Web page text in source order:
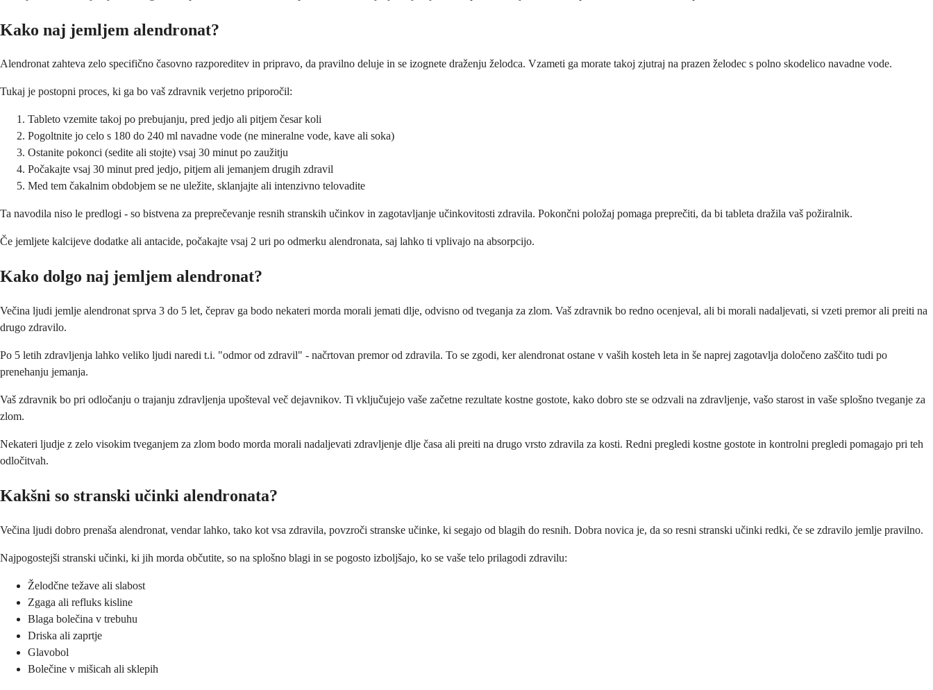
Kako naj jemljem alendronat?
Alendronat zahteva zelo specifično časovno razporeditev in pripravo, da pravilno deluje in se izognete draženju želodca. Vzameti ga morate takoj zjutraj na prazen želodec s polno skodelico navadne vode.
Tukaj je postopni proces, ki ga bo vaš zdravnik verjetno priporočil:
Tableto vzemite takoj po prebujanju, pred jedjo ali pitjem česar koli
Pogoltnite jo celo s 180 do 240 ml navadne vode (ne mineralne vode, kave ali soka)
Ostanite pokonci (sedite ali stojte) vsaj 30 minut po zaužitju
Počakajte vsaj 30 minut pred jedjo, pitjem ali jemanjem drugih zdravil
Med tem čakalnim obdobjem se ne uležite, sklanjajte ali intenzivno telovadite
Ta navodila niso le predlogi - so bistvena za preprečevanje resnih stranskih učinkov in zagotavljanje učinkovitosti zdravila. Pokončni položaj pomaga preprečiti, da bi tableta dražila vaš požiralnik.
Če jemljete kalcijeve dodatke ali antacide, počakajte vsaj 2 uri po odmerku alendronata, saj lahko ti vplivajo na absorpcijo.
Kako dolgo naj jemljem alendronat?
Večina ljudi jemlje alendronat sprva 3 do 5 let, čeprav ga bodo nekateri morda morali jemati dlje, odvisno od tveganja za zlom. Vaš zdravnik bo redno ocenjeval, ali bi morali nadaljevati, si vzeti premor ali preiti na
drugo zdravilo.
Po 5 letih zdravljenja lahko veliko ljudi naredi t.i. "odmor od zdravil" - načrtovan premor od zdravila. To se zgodi, ker alendronat ostane v vaših kosteh leta in še naprej zagotavlja določeno zaščito tudi po
prenehanju jemanja.
Vaš zdravnik bo pri odločanju o trajanju zdravljenja upošteval več dejavnikov. Ti vključujejo vaše začetne rezultate kostne gostote, kako dobro ste se odzvali na zdravljenje, vašo starost in vaše splošno tveganje za
zlom.
Nekateri ljudje z zelo visokim tveganjem za zlom bodo morda morali nadaljevati zdravljenje dlje časa ali preiti na drugo vrsto zdravila za kosti. Redni pregledi kostne gostote in kontrolni pregledi pomagajo pri teh
odločitvah.
Kakšni so stranski učinki alendronata?
Večina ljudi dobro prenaša alendronat, vendar lahko, tako kot vsa zdravila, povzroči stranske učinke, ki segajo od blagih do resnih. Dobra novica je, da so resni stranski učinki redki, če se zdravilo jemlje pravilno.
Najpogostejši stranski učinki, ki jih morda občutite, so na splošno blagi in se pogosto izboljšajo, ko se vaše telo prilagodi zdravilu:
Želodčne težave ali slabost
Zgaga ali refluks kisline
Blaga bolečina v trebuhu
Driska ali zaprtje
Glavobol
Bolečine v mišicah ali sklepih